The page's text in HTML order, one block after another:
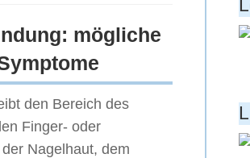
mögliche
den Bereich des
Finger- oder
Nagelhaut, dem